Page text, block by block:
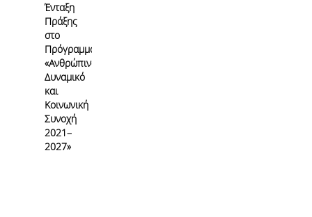
Ένταξη
Πράξης
στο
Πρόγραμμα
«Ανθρώπινο
Δυναμικό
και
Κοινωνική
Συνοχή
2021–
2027»